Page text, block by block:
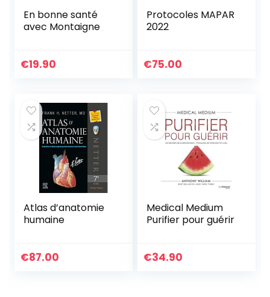
En bonne santé
avec Montaigne
€19.90
Protocoles MAPAR
2022
€75.00
Atlas d’anatomie
humaine
€87.00
Medical Medium
Purifier pour guérir
€34.90